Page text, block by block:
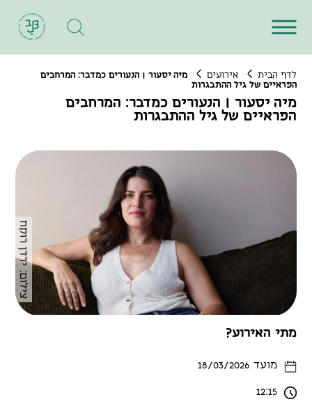
לדף הבית אירועים
מיה יסעור | הנעורים כמדבר: המרחבים
הפראיים של גיל ההתבגרות
מיה יסעור | הנעורים כמדבר: המרחבים
הפראיים של גיל ההתבגרות
מתי האירוע?
מועד 18/03/2026
12:15
צילום: ירדן רוקח